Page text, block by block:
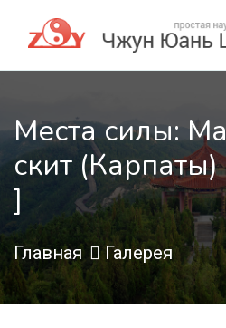
Места силы:
скит
]
Главная Галерея